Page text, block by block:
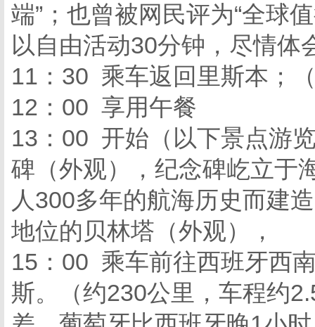
端”；也曾被网民评为“全球
以自由活动30分钟，尽情体
11：30 乘车返回里斯本；
12：00 享用午餐
13：00 开始（以下景点游
碑（外观），纪念碑屹立于
人300多年的航海历史而建
地位的贝林塔（外观），
15：00 乘车前往西班牙西
斯。（约230公里，车程约